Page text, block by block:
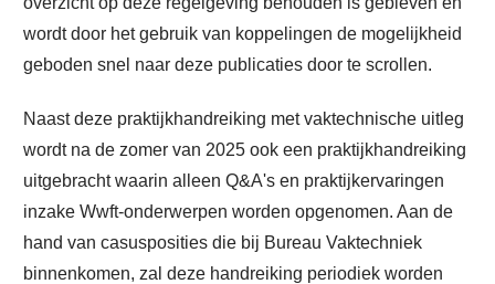
wordt door het gebruik van koppelingen de mogelijkheid
geboden snel naar deze publicaties door te scrollen.
Naast deze praktijkhandreiking met vaktechnische uitleg
wordt na de zomer van 2025 ook een praktijkhandreiking
uitgebracht waarin alleen Q&A's en praktijkervaringen
inzake Wwft-onderwerpen worden opgenomen. Aan de
hand van casusposities die bij Bureau Vaktechniek
binnenkomen, zal deze handreiking periodiek worden